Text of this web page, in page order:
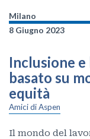
Milano
8 Giugno 2023
Inclusione
basato su
equità
Amici di Aspen
Il mondo del